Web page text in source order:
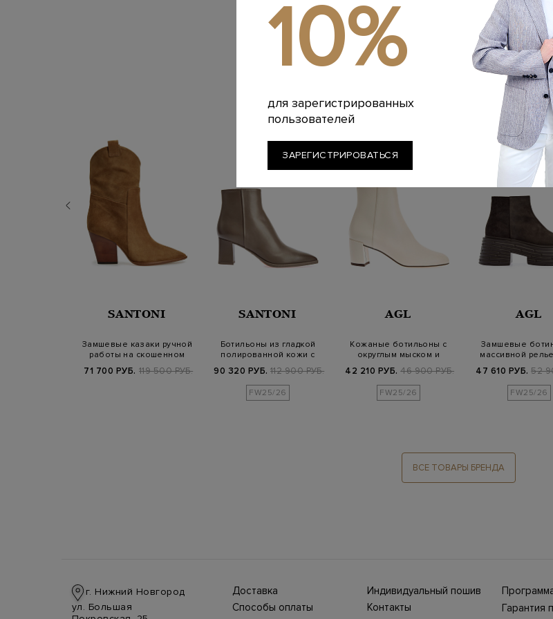
Похожие товары
SANTONI
Замшевые казаки ручной
работы на скошенном
71 700 РУБ. 119 500 РУБ.
SANTONI
Ботильоны из гладкой
полированной кожи с
90 320 РУБ. 112 900 РУБ.
FW25/26
AGL
Кожаные ботильоны с
округлым мыском и
42 210 РУБ. 46 900 РУБ.
FW25/26
AGL
Замшевые
массивной
47 610 РУБ. 52
FW25/26
ВСЕ ТОВАРЫ БРЕНДА
г. Нижний Новгород
ул. Большая
Доставка
производится
Способы оплаты
Индивидуальный пошив
Ежегодно в бутики
Stefano Ricci, Brioni,
Контакты
Гарантия
10%
для зарегистрированных
пользователей
ЗАРЕГИСТРИРОВАТЬСЯ